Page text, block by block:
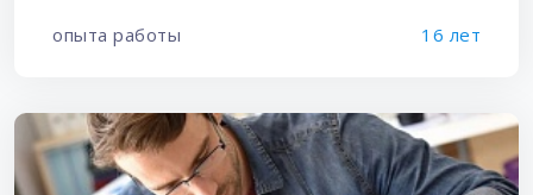
опыта работы 16 лет